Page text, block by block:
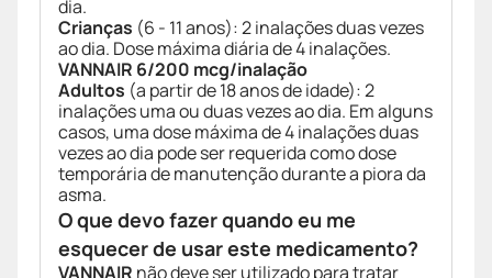
dia.
Crianças (6 - 11 anos): 2 inalações duas vezes
ao dia. Dose máxima diária de 4 inalações.
VANNAIR 6/200 mcg/inalação
Adultos (a partir de 18 anos de idade): 2
inalações uma ou duas vezes ao dia. Em alguns
casos, uma dose máxima de 4 inalações duas
vezes ao dia pode ser requerida como dose
temporária de manutenção durante a piora da
asma.
O que devo fazer quando eu me
esquecer de usar este medicamento?
VANNAIR não deve ser utilizado para tratar